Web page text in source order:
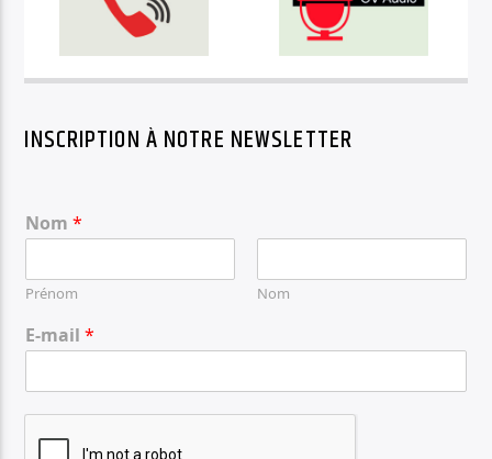
INSCRIPTION À NOTRE NEWSLETTER
Nom*
Prénom Nom
E-mail*